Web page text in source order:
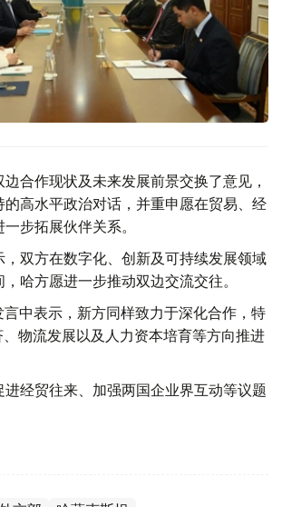
合作现状及未来发展前景交换了意见，
高水平政治对话，并重申愿在贸易、经
步拓展伙伴关系。
，双方在数字化、创新及可持续发展领域
哈方愿进一步推动双边交流交往。
中表示，新方同样致力于深化合作，特
、物流发展以及人力资本培育等方向推进
进经贸往来、加强两国企业界互动等议题